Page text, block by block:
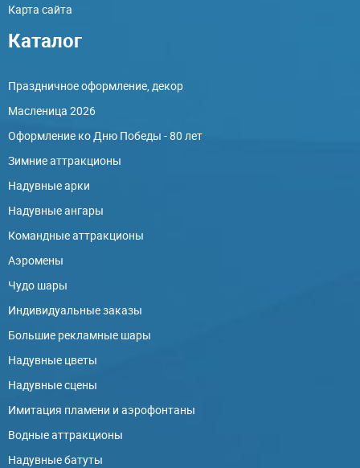
Карта сайта
Каталог
Праздничное оформление, декор
Масленица 2026
Оформление ко Дню Победы - 80 лет
Зимние аттракционы
Надувные арки
Надувные ангары
Командные аттракционы
Аэромены
Чудо шары
Индивидуальные заказы
Большие рекламные шары
Надувные цветы
Надувные сцены
Имитация пламени и аэрофонтаны
Водные аттракционы
Надувные батуты